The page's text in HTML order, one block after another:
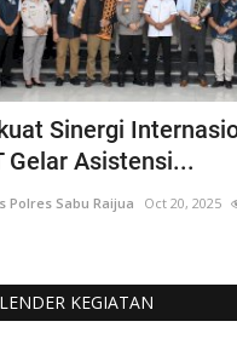
Sinergi
Gelar Asistensi...
Polres Sabu Raijua Oct 20, 2025
KEGIATAN